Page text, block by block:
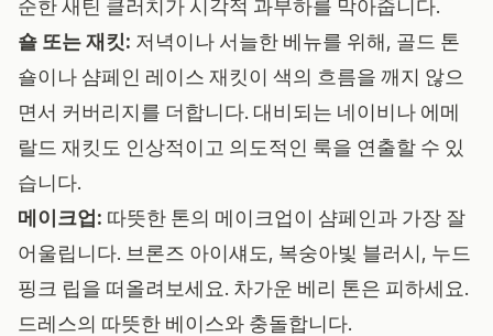
순한 새틴 클러치가 시각적 과부하를 막아줍니다.
숄 또는 재킷: 저녁이나 서늘한 베뉴를 위해, 골드 톤
숄이나 샴페인 레이스 재킷이 색의 흐름을 깨지 않으
면서 커버리지를 더합니다. 대비되는 네이비나 에메
랄드 재킷도 인상적이고 의도적인 룩을 연출할 수 있
습니다.
메이크업: 따뜻한 톤의 메이크업이 샴페인과 가장 잘
어울립니다. 브론즈 아이섀도, 복숭아빛 블러시, 누드
핑크 립을 떠올려보세요. 차가운 베리 톤은 피하세요.
드레스의 따뜻한 베이스와 충돌합니다.